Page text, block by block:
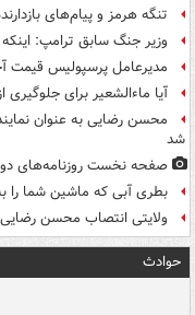
تنگه هرمز و پیام‌های
وزیر جنگ سابق ترامپ:
مدیرعامل پرسپولیس قیمت
آیا ماءالشعیر برای
محسن رضایی به عنوان
شد
صفحه نخست روزنامه‌های دوشنبه ۱۹
بطری آبی که ماشین شما
ولایتی انتصاب محسن
حوادث